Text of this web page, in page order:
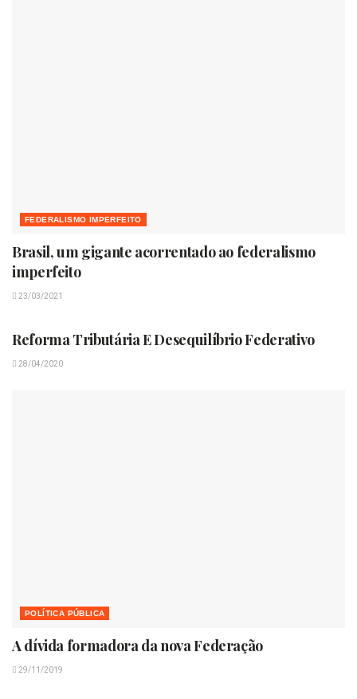
FEDERALISMO IMPERFEITO
Brasil, um gigante acorrentado ao federalismo
imperfeito
23/03/2021
Reforma Tributária E Desequilíbrio Federativo
28/04/2020
POLÍTICA PÚBLICA
A dívida formadora da nova Federação
29/11/2019